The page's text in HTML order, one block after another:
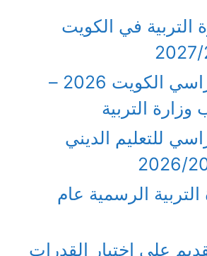
التربية في الكويت
التقويم الدراسي الكويت 2026 –
للتعليم الديني
الرسمية عام
على اختبار القدرات